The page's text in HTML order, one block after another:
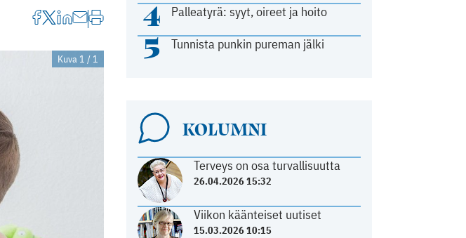
4 Palleatyrä: syyt, oireet ja hoito
5 Tunnista punkin pureman jälki
KOLUMNI
Terveys on osa turvallisuutta
26.04.2026 15:32
Viikon käänteiset uutiset
15.03.2026 10:15
Kuva 1 / 1